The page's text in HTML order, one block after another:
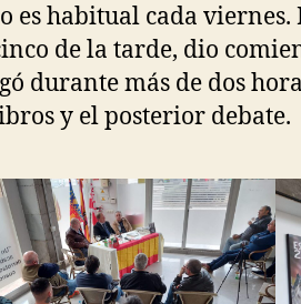
es habitual cada
de la tarde, dio
durante más de dos
y el posterior debate.